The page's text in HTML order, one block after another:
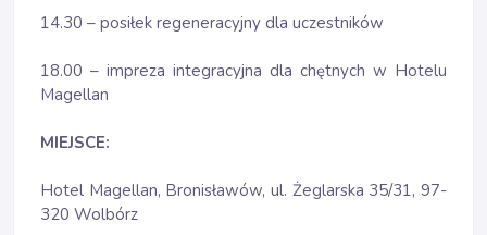
14.30 – posiłek regeneracyjny dla uczestników
18.00 – impreza integracyjna dla chętnych w Hotelu
Magellan
MIEJSCE:
Hotel Magellan, Bronisławów, ul. Żeglarska 35/31, 97-
320 Wolbórz